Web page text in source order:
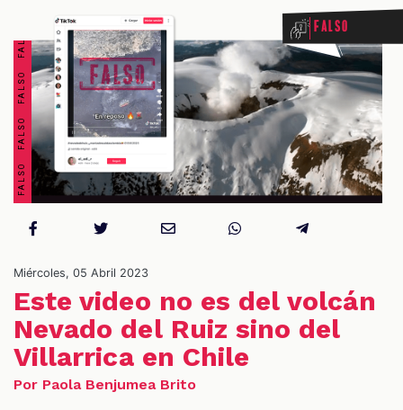
Falso
Miércoles, 05 Abril 2023
Este video no es del volcán
Nevado del Ruiz sino del
Villarrica en Chile
Por Paola Benjumea Brito